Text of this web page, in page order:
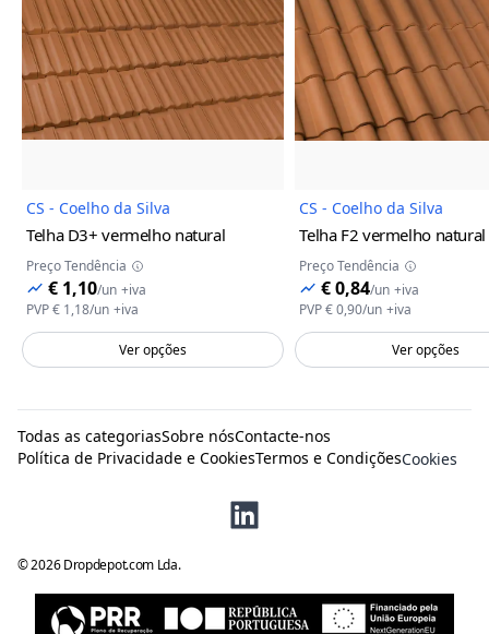
Imagem do Produto
CS - Coelho da Silva
Telha D3+ vermelho natural
Preço Tendência
€ 1,10/un +iva
PVP€ 1,18/un +iva
Ver opções
CS - Coelho da Silva
Telha F2 vermelho natural
Preço Tendência
€ 0,84/un +iva
PVP€ 0,90/un +iva
Ver opções
©2026 Dropdepot.com Lda.
Todas as categoriasSobre nósContacte-nos
Política de Privacidade e CookiesTermos e CondiçõesCookies